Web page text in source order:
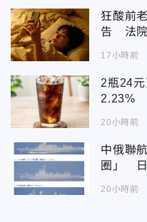
狂酸前
告 法院
17小時前
2瓶24
2.23%
20小時前
中俄聯
圈」 日
20小時前